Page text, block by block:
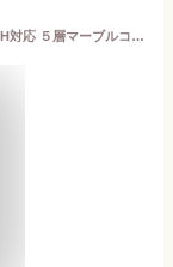
CAROTE 深型フライパン 炒め鍋28cm ガス＆IH対応 ５層マーブルコート 焦げ付き難く手入れ簡単 ガラス蓋付き １年品質保証 EW(28cm蓋セット)